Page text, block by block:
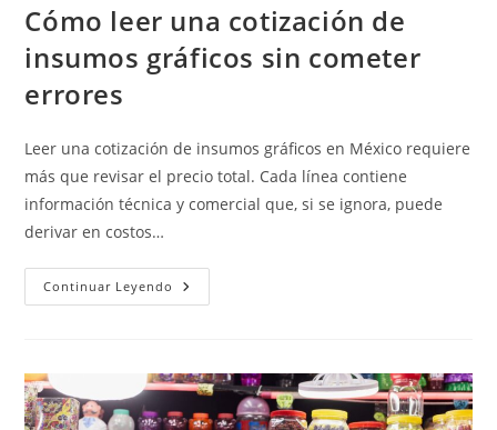
Cómo leer una cotización de
insumos gráficos sin cometer
errores
Leer una cotización de insumos gráficos en México requiere
más que revisar el precio total. Cada línea contiene
información técnica y comercial que, si se ignora, puede
derivar en costos…
Continuar Leyendo Cómo
Leer
Gráficos
Sin
Cometer